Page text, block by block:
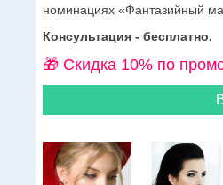
номинациях «Фантазийный
Консультация - бесплатно.
🎁 Cкидка 10% по